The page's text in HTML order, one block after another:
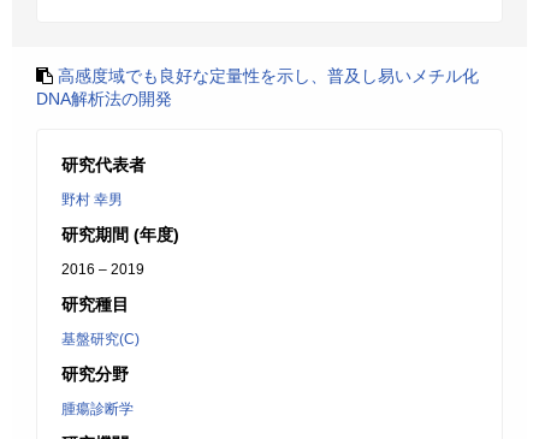
高感度域でも良好な定量性を示し、普及し易いメチル化
DNA解析法の開発
研究代表者
野村 幸男
研究期間 (年度)
2016 – 2019
研究種目
基盤研究(C)
研究分野
腫瘍診断学